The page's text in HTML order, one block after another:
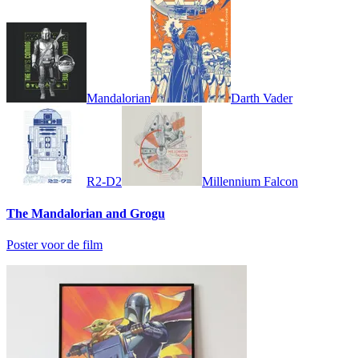
Mandalorian Darth Vader
R2-D2 Millennium Falcon
The Mandalorian and Grogu
Poster voor de film